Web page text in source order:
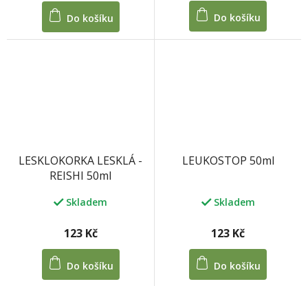
Do košíku Do košíku
LESKLOKORKA LESKLÁ -
REISHI 50ml
Skladem
123 Kč
Do košíku
LEUKOSTOP 50ml
Skladem
123 Kč
Do košíku